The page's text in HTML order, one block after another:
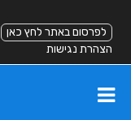
לפרסום באתר לחץ כאן
הצהרת נגישות